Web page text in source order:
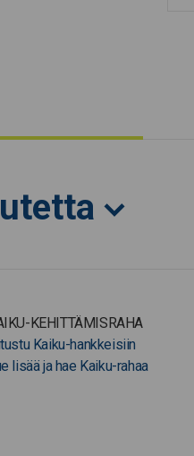
KEHITTÄMISRAHA
Kaiku-hankkeisiin
lisää ja hae Kaiku-rahaa